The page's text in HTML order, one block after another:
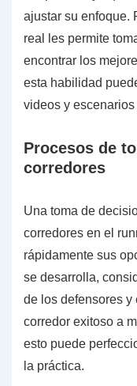
ajustar su enfoque.
real les permite
encontrar los
esta habilidad
videos y
Procesos de
corredores
Una toma de
corredores en el
rápidamente sus
se desarrolla,
de los defensores
corredor exitoso a
esto puede
la práctica.